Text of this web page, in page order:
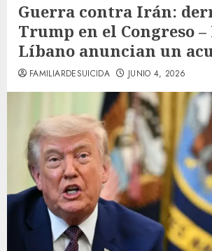
Guerra contra Irán:
Trump en el Congreso
Líbano anuncian un
FAMILIARDESUICIDA JUNIO 4, 2026